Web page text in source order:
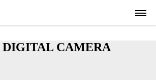
DIGITAL CAMERA